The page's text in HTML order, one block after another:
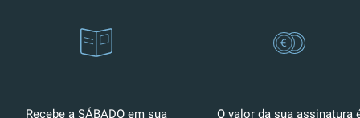
Recebe a SÁBADO em sua
O valor da sua assinatura